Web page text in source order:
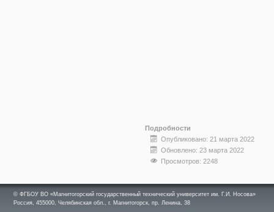
Подробности
Опубликовано: 21 марта 2022
Обновлено: 23 марта 2022
Просмотров: 2248
© ФГБОУ ВО «Магнитогорский государственный технический университет им. Г.И. Носова»
Россия, 455000, Челябинская обл., г. Магнитогорск, пр. Ленина, 38